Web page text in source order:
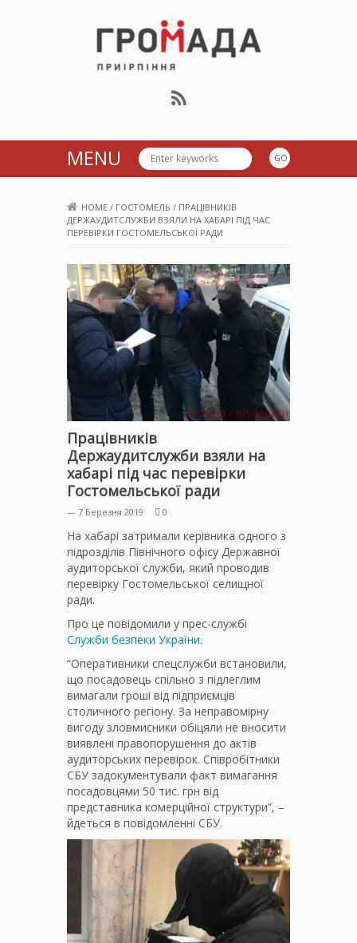
Громада Приірпіння
MENU
HOME / ГОСТОМЕЛЬ / ПРАЦІВНИКІВ
ДЕРЖАУДИТСЛУЖБИ ВЗЯЛИ НА ХАБАРІ ПІД ЧАС
ПЕРЕВІРКИ ГОСТОМЕЛЬСЬКОЇ РАДИ
Працівників
Держаудитслужби взяли на
хабарі під час перевірки
Гостомельської ради
— 7 Березня 2019 0
На хабарі затримали керівника одного з
підрозділів Північного офісу Державної
аудиторської служби, який проводив
перевірку Гостомельської селищної
ради.
Про це повідомили у прес-службі
Служби безпеки України.
“Оперативники спецслужби встановили,
що посадовець спільно з підлеглим
вимагали гроші від підприємців
столичного регіону. За неправомірну
вигоду зловмисники обіцяли не вносити
виявлені правопорушення до актів
аудиторських перевірок. Співробітники
СБУ задокументували факт вимагання
посадовцями 50 тис. грн від
представника комерційної структури”, –
йдеться в повідомленні СБУ.